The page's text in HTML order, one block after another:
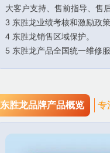
大客户支持、售前指导、售
3 东胜龙业绩考核和激励政
4 东胜龙销售区域保护。
5 东胜龙产品全国统一维修
东胜龙品牌产品概览 专